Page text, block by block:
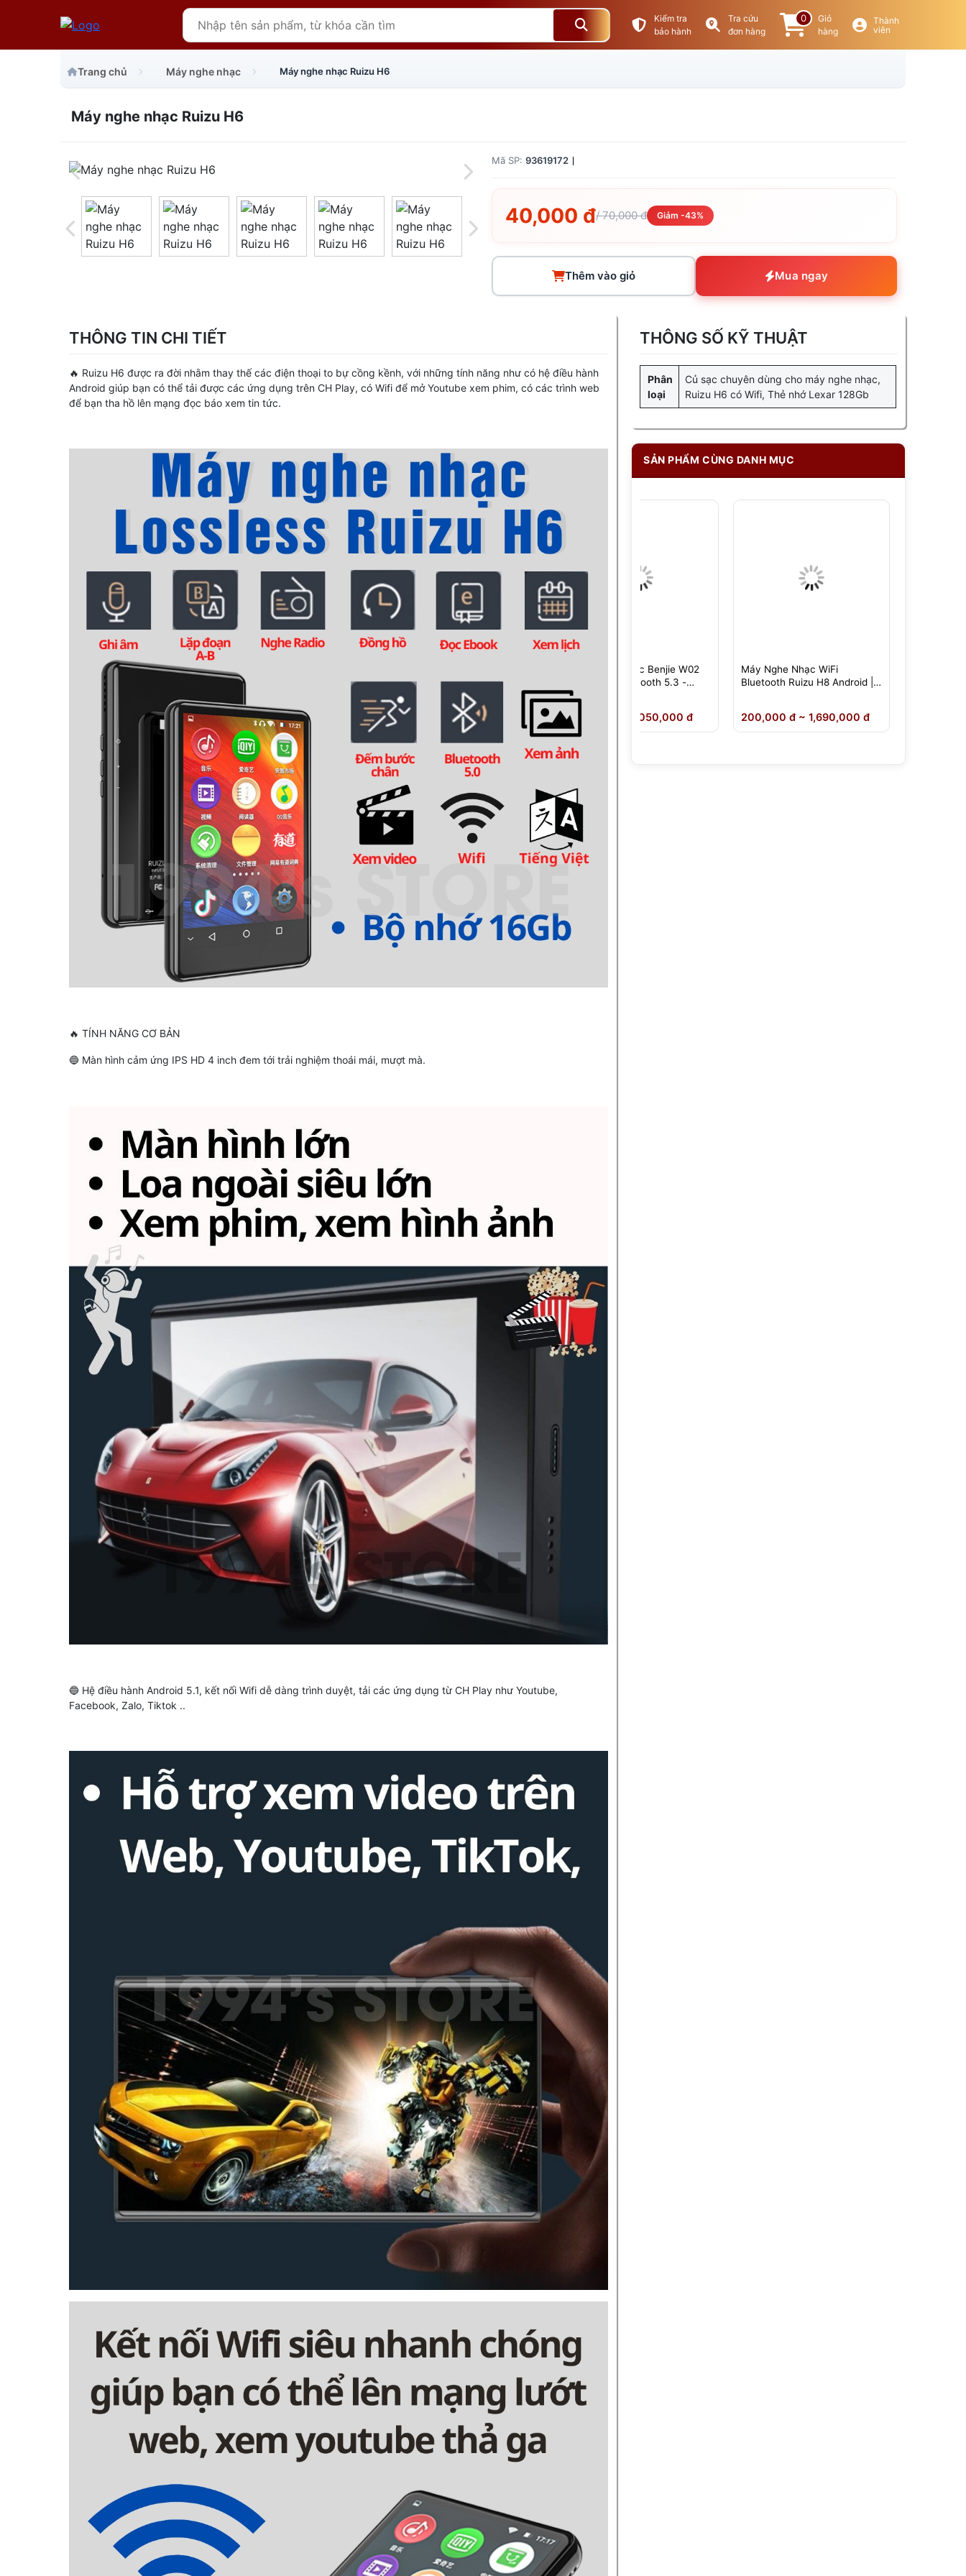
Kiểm tra
bảo hành
Tra cứu
đơn hàng
0
Giỏ
hàng
Thành
viên
Trang chủ Máy nghe nhạc Máy nghe nhạc Ruizu H6
Máy nghe nhạc Ruizu H6
Mã SP: 93619172
40,000 đ/ 70,000 đ Giảm -43%
Thêm vào giỏ Mua ngay
THÔNG TIN CHI TIẾT
🔥 Ruizu H6 được ra đời nhằm thay thế các điện thoại to bự cồng kềnh, với những tính năng như có hệ điều hành
Android giúp bạn có thể tải được các ứng dụng trên CH Play, có Wifi để mở Youtube xem phim, có các trình web
để bạn tha hồ lên mạng đọc báo xem tin tức.
🔥 TÍNH NĂNG CƠ BẢN
🔵 Màn hình cảm ứng IPS HD 4 inch đem tới trải nghiệm thoái mái, mượt mà.
🔵 Hệ điều hành Android 5.1, kết nối Wifi dễ dàng trình duyệt, tải các ứng dụng từ CH Play như Youtube,
Facebook, Zalo, Tiktok ..
THÔNG SỐ KỸ THUẬT
Phân
loại
Củ sạc chuyên dùng cho máy nghe nhạc,
Ruizu H6 có Wifi, Thẻ nhớ Lexar 128Gb
SẢN PHẨM CÙNG DANH MỤC
Máy Nghe Nhạc HiFi Ruizu
A55 | Giải Mã DSD256 Hi-Res
40,000 đ ~ 1,995,000 đ
Máy Nghe Nhạc Học Tiếng
Anh Ruizu D51 Bluetooth 8Gb |
200,000 đ ~ 675,000 đ
M45 - RAM 3GB, Màn Hình
4.5 Inch, Wifi Bluetooth 5.4
40,000 đ ~ 1,890,000 đ
Máy Nghe Nhạc Benjie W02
Cảm Ứng Bluetooth 5.3 -
Hàng Chính Hãng Phân Phối
40,000 đ ~ 1,050,000 đ
Máy Nghe Nhạc WiFi
Bluetooth Ruizu H8 Android |
200,000 đ ~ 1,690,000 đ
5x0 đ